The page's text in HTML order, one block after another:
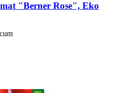
"Berner Rose", Eko